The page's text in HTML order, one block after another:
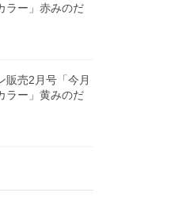
ラー」赤みのだ
販売2月号「今月
ラー」黄みのだ